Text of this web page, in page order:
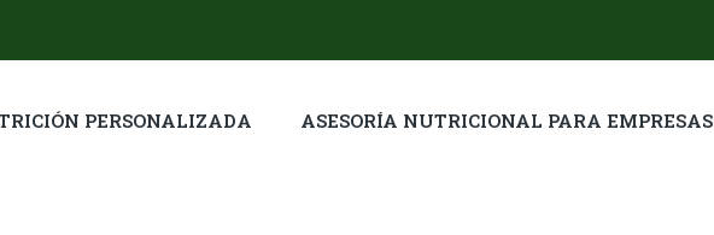
PERSONALIZADA ASESORÍA NUTRICIONAL PARA EMPRESAS